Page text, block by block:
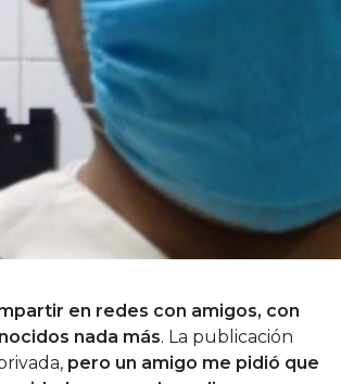
en redes con amigos, con
nada más. La publicación
pero un amigo me pidió que